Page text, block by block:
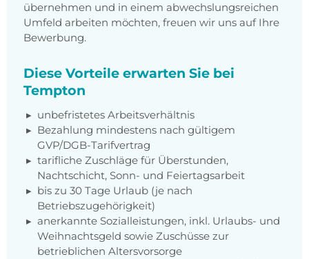
übernehmen und in einem abwechslungsreichen
Umfeld arbeiten möchten, freuen wir uns auf Ihre
Bewerbung.
Diese Vorteile erwarten Sie bei
Tempton
unbefristetes Arbeitsverhältnis
Bezahlung mindestens nach gültigem
GVP/DGB-Tarifvertrag
tarifliche Zuschläge für Überstunden,
Nachtschicht, Sonn- und Feiertagsarbeit
bis zu 30 Tage Urlaub (je nach
Betriebszugehörigkeit)
anerkannte Sozialleistungen, inkl. Urlaubs- und
Weihnachtsgeld sowie Zuschüsse zur
betrieblichen Altersvorsorge